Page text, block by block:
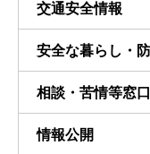
交通安全情報
安全な暮らし・
相談・苦情等窓口
情報公開